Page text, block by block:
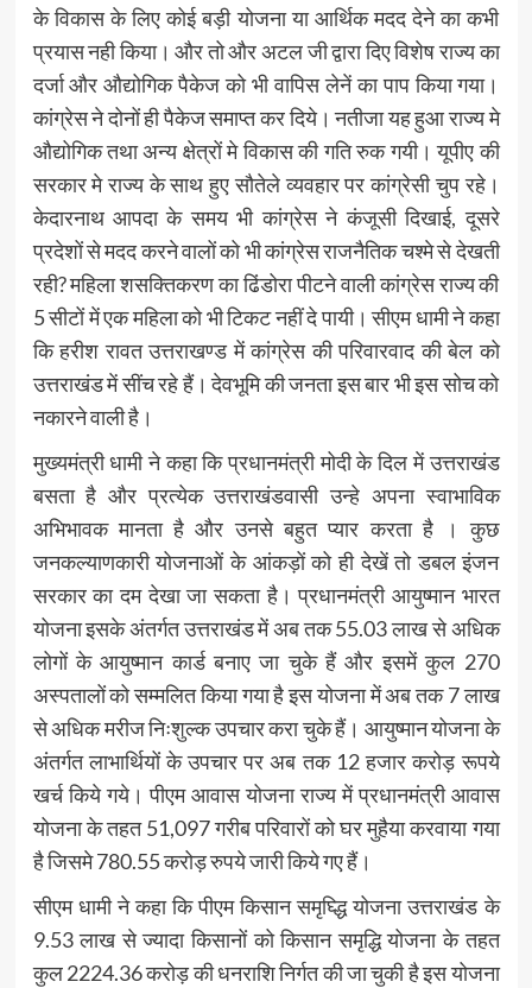
के विकास के लिए कोई बड़ी योजना या आर्थिक मदद देने का कभी
प्रयास नही किया। और तो और अटल जी द्वारा दिए विशेष राज्य का
दर्जा और औद्योगिक पैकेज को भी वापिस लेनें का पाप किया गया।
कांग्रेस ने दोनों ही पैकेज समाप्त कर दिये। नतीजा यह हुआ राज्य मे
औद्योगिक तथा अन्य क्षेत्रों मे विकास की गति रुक गयी। यूपीए की
सरकार मे राज्य के साथ हुए सौतेले व्यवहार पर कांग्रेसी चुप रहे।
केदारनाथ आपदा के समय भी कांग्रेस ने कंजूसी दिखाई, दूसरे
प्रदेशों से मदद करने वालों को भी कांग्रेस राजनैतिक चश्मे से देखती
रही? महिला शसक्तिकरण का ढिंडोरा पीटने वाली कांग्रेस राज्य की
5 सीटों में एक महिला को भी टिकट नहीं दे पायी। सीएम धामी ने कहा
कि हरीश रावत उत्तराखण्ड में कांग्रेस की परिवारवाद की बेल को
उत्तराखंड में सींच रहे हैं। देवभूमि की जनता इस बार भी इस सोच को
नकारने वाली है।
मुख्यमंत्री धामी ने कहा कि प्रधानमंत्री मोदी के दिल में उत्तराखंड
बसता है और प्रत्येक उत्तराखंडवासी उन्हे अपना स्वाभाविक
अभिभावक मानता है और उनसे बहुत प्यार करता है । कुछ
जनकल्याणकारी योजनाओं के आंकड़ों को ही देखें तो डबल इंजन
सरकार का दम देखा जा सकता है। प्रधानमंत्री आयुष्मान भारत
योजना इसके अंतर्गत उत्तराखंड में अब तक 55.03 लाख से अधिक
लोगों के आयुष्मान कार्ड बनाए जा चुके हैं और इसमें कुल 270
अस्पतालों को सम्मलित किया गया है इस योजना में अब तक 7 लाख
से अधिक मरीज निःशुल्क उपचार करा चुके हैं। आयुष्मान योजना के
अंतर्गत लाभार्थियों के उपचार पर अब तक 12 हजार करोड़ रूपये
खर्च किये गये। पीएम आवास योजना राज्य में प्रधानमंत्री आवास
योजना के तहत 51,097 गरीब परिवारों को घर मुहैया करवाया गया
है जिसमे 780.55 करोड़ रुपये जारी किये गए हैं।
सीएम धामी ने कहा कि पीएम किसान समृघ्द्धि योजना उत्तराखंड के
9.53 लाख से ज्यादा किसानों को किसान समृद्धि योजना के तहत
कुल 2224.36 करोड़ की धनराशि निर्गत की जा चुकी है इस योजना